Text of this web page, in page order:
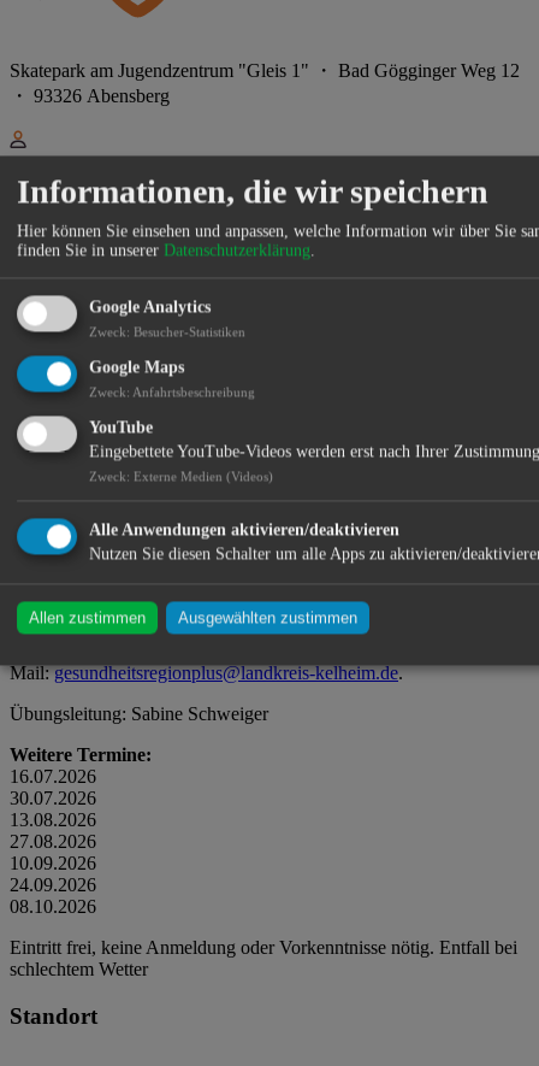
Skatepark am Jugendzentrum "Gleis 1" ・ Bad Gögginger Weg 12
・ 93326 Abensberg
Gesundheitsregionplus Landkreis Kelheim | vhs Abensberg &
Neustadt an der Donau
Offenes Bewegungsangebot
für alle“ des Bayerischen Staatsministeriums für Gesundheit, Pflege
und Prävention sollen Menschen unkompliziert und wohnortnah zu
mehr Bewegung motiviert werden – unabhängig von Alter,
Fitnesslevel oder sportlicher Vorerfahrung. Das Angebot findet unter
dem Dach der Gesundheitsregionplus Landkreis Kelheim statt und
wird in Kooperation mit den Städtischen Volkshochschulen
Abensberg und Neustadt a. d. Donau umgesetzt.
Ab dem 18. Juni findet jeden zweiten Donnerstag von 16:30 bis
Jugend- und Kulturzentrum „Gleis 1“ in Abensberg statt. Das
Outdoor-Training bietet bei (fast) jedem Wetter eine ideale
Möglichkeit, dem Alltag aktiv zu begegnen, neue Energie zu tanken
Bei Fragen steht die Geschäftsstelle der Gesundheitsregionplus
Mail:gesundheitsregionplus@landkreis-kelheim.de.
Übungsleitung: Sabine Schweiger
Weitere Termine:
16.07.2026
30.07.2026
13.08.2026
27.08.2026
10.09.2026
24.09.2026
08.10.2026
Eintritt frei, keine Anmeldung oder Vorkenntnisse nötig. Entfall bei
schlechtem Wetter
Standort
Informationen, die wir speichern
Hier können Sie einsehen und anpassen, welche Information wir über Sie
finden Sie in unserer Datenschutzerklärung.
Google Analytics
Zweck: Besucher-Statistiken
Google Maps
Zweck: Anfahrtsbeschreibung
YouTube
Eingebettete YouTube-Videos werden erst nach Ihrer
Zweck: Externe Medien (Videos)
Alle Anwendungen aktivieren/deaktivieren
Nutzen Sie diesen Schalter um alle Apps zu aktivieren/
Allen zustimmen Ausgewählten zustimmen